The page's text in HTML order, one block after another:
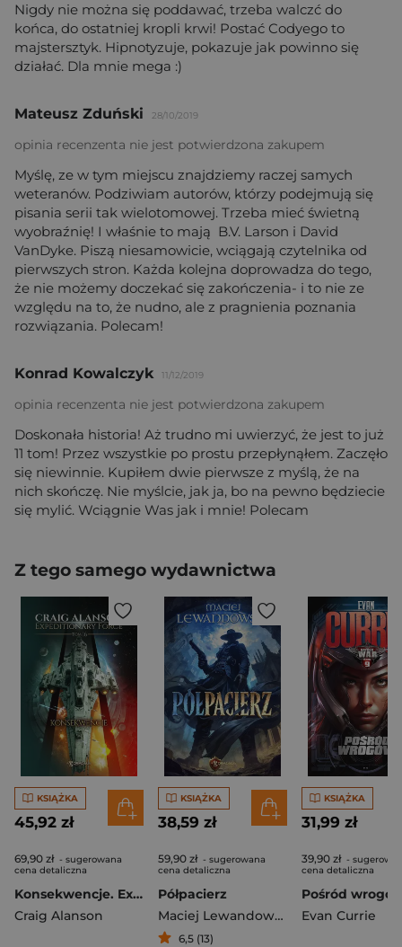
Nigdy nie można się poddawać, trzeba walczć do
końca, do ostatniej kropli krwi! Postać Codyego to
majstersztyk. Hipnotyzuje, pokazuje jak powinno się
działać. Dla mnie mega :)
Mateusz Zduński 28/10/2019
opinia recenzenta nie jest potwierdzona zakupem
Myślę, ze w tym miejscu znajdziemy raczej samych
weteranów. Podziwiam autorów, którzy podejmują się
pisania serii tak wielotomowej. Trzeba mieć świetną
wyobraźnię! I właśnie to mają B.V. Larson i David
VanDyke. Piszą niesamowicie, wciągają czytelnika od
pierwszych stron. Każda kolejna doprowadza do tego,
że nie możemy doczekać się zakończenia- i to nie ze
względu na to, że nudno, ale z pragnienia poznania
rozwiązania. Polecam!
Konrad Kowalczyk 11/12/2019
opinia recenzenta nie jest potwierdzona zakupem
Doskonała historia! Aż trudno mi uwierzyć, że jest to już
11 tom! Przez wszystkie po prostu przepłynąłem. Zaczęło
się niewinnie. Kupiłem dwie pierwsze z myślą, że na
nich skończę. Nie myślcie, jak ja, bo na pewno będziecie
się mylić. Wciągnie Was jak i mnie! Polecam
Z tego samego wydawnictwa
KSIĄŻKA
45,92 zł
69,90 zł - sugerowana
cena detaliczna
Konsekwencje. Expeditionary Force. Tom 16
Craig Alanson
KSIĄŻKA
38,59 zł
59,90 zł - sugerowana
cena detaliczna
Półpacierz
Maciej Lewandowski
6,5 (13)
KSIĄŻKA
31,99 zł
39,90 zł -
cena detaliczna
Evan Currie